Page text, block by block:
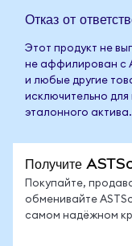
Отказ от
Этот продукт не
не аффилирован с
и любые другие
исключительно
эталонного актива.
Получите
Покупайте,
обменивайте
самом надёжном